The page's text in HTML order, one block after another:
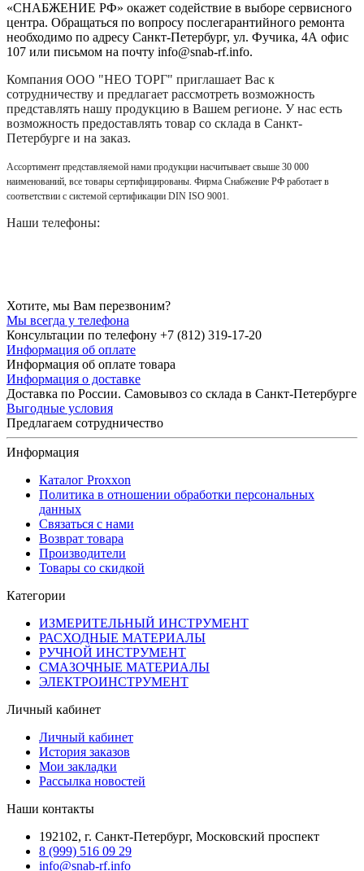
«СНАБЖЕНИЕ РФ» окажет содействие в выборе сервисного
центра. Обращаться по вопросу послегарантийного ремонта
необходимо по адресу Санкт-Петербург, ул. Фучика, 4А офис
107 или письмом на почту info@snab-rf.info.
Компания ООО "НЕО ТОРГ" приглашает Вас к
сотрудничеству и предлагает рассмотреть возможность
представлять нашу продукцию в Вашем регионе. У нас есть
возможность предоставлять товар со склада в Санкт-
Петербурге и на заказ.
Ассортимент представляемой нами продукции насчитывает свыше 30 000
наименований, все товары сертифицированы. Фирма Снабжение РФ работает в
соответствии с системой сертификации DIN ISO 9001.
Наши телефоны:
Хотите, мы Вам перезвоним?
Мы всегда у телефона
Консультации по телефону +7 (812) 319-17-20
Информация об оплате
Информация об оплате товара
Информация о доставке
Доставка по России. Самовывоз со склада в Санкт-Петербурге
Выгодные условия
Предлагаем сотрудничество
Информация
Каталог Proxxon
Политика в отношении обработки персональных
данных
Связаться с нами
Возврат товара
Производители
Товары со скидкой
Категории
ИЗМЕРИТЕЛЬНЫЙ ИНСТРУМЕНТ
РАСХОДНЫЕ МАТЕРИАЛЫ
РУЧНОЙ ИНСТРУМЕНТ
СМАЗОЧНЫЕ МАТЕРИАЛЫ
ЭЛЕКТРОИНСТРУМЕНТ
Личный кабинет
Личный кабинет
История заказов
Мои закладки
Рассылка новостей
Наши контакты
192102, г. Санкт-Петербург, Московский проспект
8 (999) 516 09 29
info@snab-rf.info